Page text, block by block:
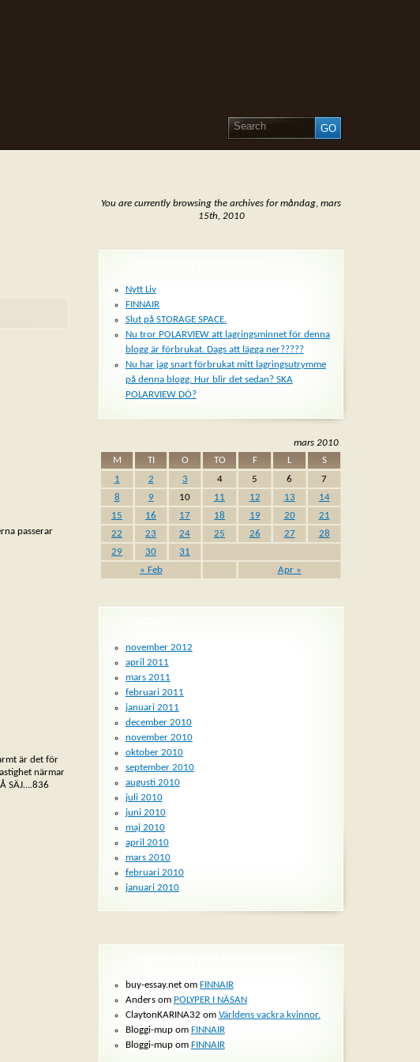
passerar
är det för
närmar
SÄJ….836
You are currently browsing the archives for måndag, mars
15th, 2010
Nytt Liv
FINNAIR
Slut på STORAGE SPACE.
Nu tror POLARVIEW att lagringsminnet för denna
blogg är förbrukat. Dags att lägga ner?????
Nu har jag snart förbrukat mitt lagringsutrymme
på denna blogg. Hur blir det sedan? SKA
POLARVIEW DÖ?
mars 2010
M
TI O TO F L S
« Feb Apr »
1 2 3 4 5 6
7
8
9 10 11 12 13
14
15
16 17 18 19 20
21
22
23 24 25 26 27
28
29
30 31
november 2012
april 2011
mars 2011
februari 2011
januari 2011
december 2010
november 2010
oktober 2010
september 2010
augusti 2010
juli 2010
juni 2010
maj 2010
april 2010
mars 2010
februari 2010
januari 2010
buy-essay.net om FINNAIR
Anders om POLYPER I NÄSAN
ClaytonKARINA32 om Världens vackra kvinnor.
Bloggi-mup om FINNAIR
Bloggi-mup om FINNAIR